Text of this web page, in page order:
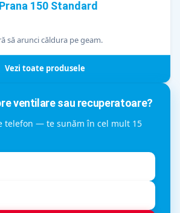
150 Standard
să arunci căldura pe geam.
Vezi toate produsele
ventilare sau recuperatoare?
telefon — te sunăm în cel mult 15